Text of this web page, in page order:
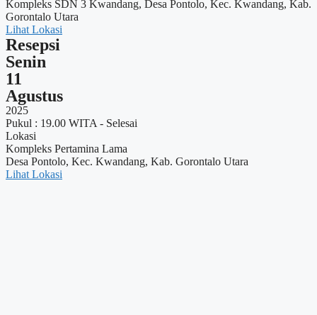
Kompleks SDN 3 Kwandang, Desa Pontolo, Kec. Kwandang, Kab.
Gorontalo Utara
Lihat Lokasi
Resepsi
Senin
11
Agustus
2025
Pukul : 19.00 WITA - Selesai
Lokasi
Kompleks Pertamina Lama
Desa Pontolo, Kec. Kwandang, Kab. Gorontalo Utara
Lihat Lokasi